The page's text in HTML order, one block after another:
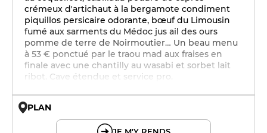
crémeux d'artichaut à la bergamote condiment
piquillos persicaire odorante, bœuf du Limousin
fumé aux sarments du Médoc jus ail des ours
pomme de terre de Noirmoutier… Un beau menu
à 53 € ponctué par le traou mad aux fraises en
finale avec une chantilly au wasabi et sorbet lait
ribot. Cave étendue et service pro.
PLAN